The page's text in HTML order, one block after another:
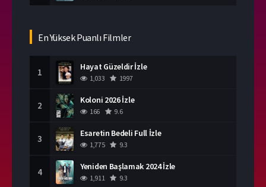
En Yüksek Puanlı Filmler
1 Hayat Güzeldir İzle
1,033 1997
2 Koloni 2026 İzle
166 9.6
3 Esaretin Bedeli Full İzle
1,775 9.3
4 Yeniden Başlamak 2024 İzle
1,911 9.3